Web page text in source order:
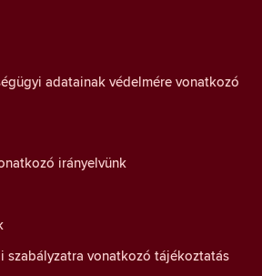
adatainak védelmére vonatkozó
irányelvünk
vonatkozó tájékoztatás